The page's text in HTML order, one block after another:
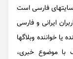
سایتهای فارسی است
ایرانی و فارسی
یا خواننده وبلاگها
با موضوع خبری،